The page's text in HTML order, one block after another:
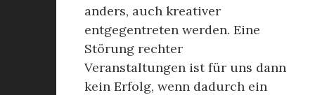
anders, auch kreativer
entgegentreten werden. Eine
Störung rechter
Veranstaltungen ist für uns dann
kein Erfolg, wenn dadurch ein